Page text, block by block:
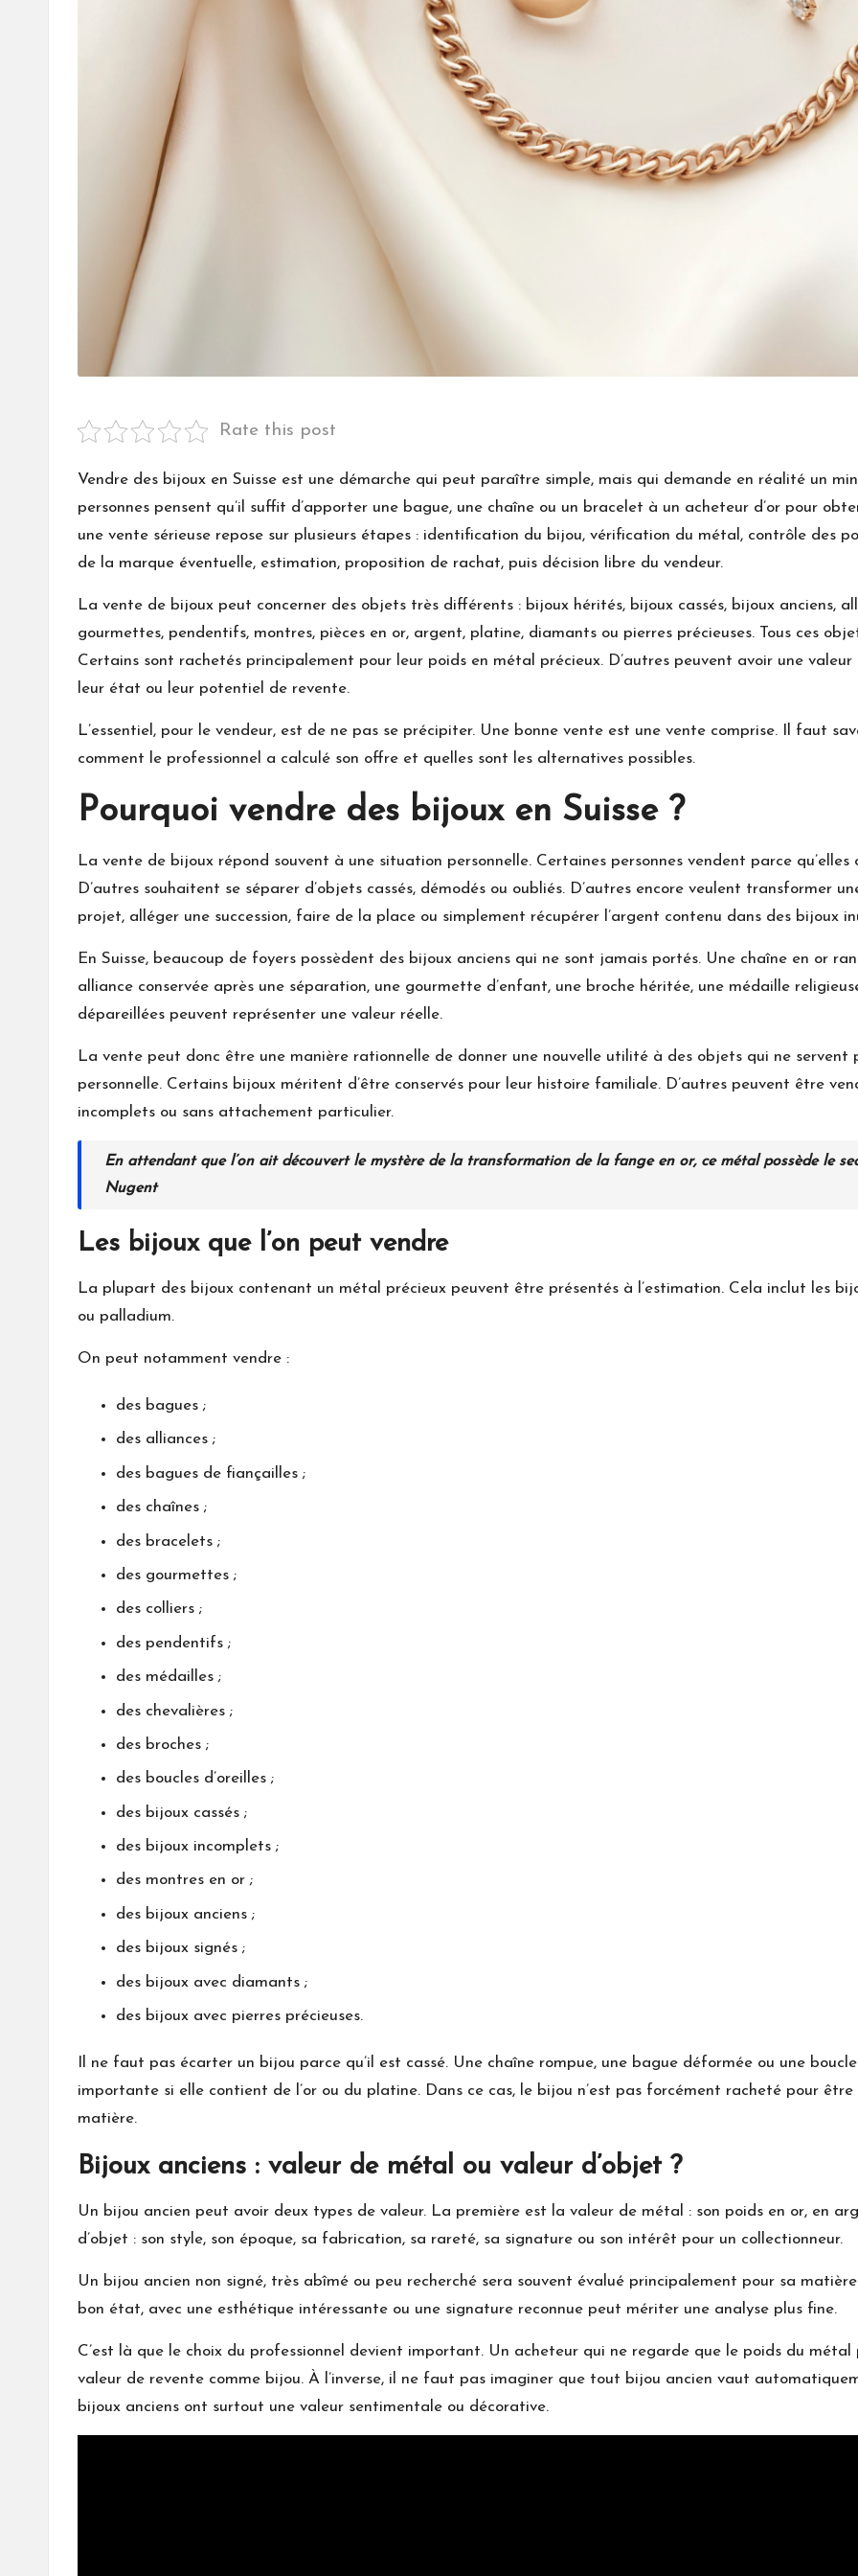
Rate this post
Vendre des bijoux en Suisse est une démarche qui peut paraître simple, mais qui demande en réalité un
personnes pensent qu’il suffit d’apporter une bague, une chaîne ou un bracelet à un acheteur d’or pour
une vente sérieuse repose sur plusieurs étapes : identification du bijou, vérification du métal, contrôle des
de la marque éventuelle, estimation, proposition de rachat, puis décision libre du vendeur.
La vente de bijoux peut concerner des objets très différents : bijoux hérités, bijoux cassés, bijoux anciens,
gourmettes, pendentifs, montres, pièces en or, argent, platine, diamants ou pierres précieuses. Tous ces
Certains sont rachetés principalement pour leur poids en métal précieux. D’autres peuvent avoir une
leur état ou leur potentiel de revente.
L’essentiel, pour le vendeur, est de ne pas se précipiter. Une bonne vente est une vente comprise. Il faut
comment le professionnel a calculé son offre et quelles sont les alternatives possibles.
Pourquoi vendre des bijoux en Suisse ?
La vente de bijoux répond souvent à une situation personnelle. Certaines personnes vendent parce
D’autres souhaitent se séparer d’objets cassés, démodés ou oubliés. D’autres encore veulent transformer
projet, alléger une succession, faire de la place ou simplement récupérer l’argent contenu dans des bijoux
En Suisse, beaucoup de foyers possèdent des bijoux anciens qui ne sont jamais portés. Une chaîne en or
alliance conservée après une séparation, une gourmette d’enfant, une broche héritée, une médaille
dépareillées peuvent représenter une valeur réelle.
La vente peut donc être une manière rationnelle de donner une nouvelle utilité à des objets qui ne servent
personnelle. Certains bijoux méritent d’être conservés pour leur histoire familiale. D’autres peuvent être
incomplets ou sans attachement particulier.
En attendant que l’on ait découvert le mystère de la transformation de la fange en or, ce métal possède le
Nugent
Les bijoux que l’on peut vendre
La plupart des bijoux contenant un métal précieux peuvent être présentés à l’estimation. Cela inclut les
ou palladium.
On peut notamment vendre :
des bagues ;
des alliances ;
des bagues de fiançailles ;
des chaînes ;
des bracelets ;
des gourmettes ;
des colliers ;
des pendentifs ;
des médailles ;
des chevalières ;
des broches ;
des boucles d’oreilles ;
des bijoux cassés ;
des bijoux incomplets ;
des montres en or ;
des bijoux anciens ;
des bijoux signés ;
des bijoux avec diamants ;
des bijoux avec pierres précieuses.
Il ne faut pas écarter un bijou parce qu’il est cassé. Une chaîne rompue, une bague déformée ou une
importante si elle contient de l’or ou du platine. Dans ce cas, le bijou n’est pas forcément racheté pour
matière.
Bijoux anciens : valeur de métal ou valeur d’objet ?
Un bijou ancien peut avoir deux types de valeur. La première est la valeur de métal : son poids en or, en
d’objet : son style, son époque, sa fabrication, sa rareté, sa signature ou son intérêt pour un collectionneur.
Un bijou ancien non signé, très abîmé ou peu recherché sera souvent évalué principalement pour sa
bon état, avec une esthétique intéressante ou une signature reconnue peut mériter une analyse plus fine.
C’est là que le choix du professionnel devient important. Un acheteur qui ne regarde que le poids du
valeur de revente comme bijou. À l’inverse, il ne faut pas imaginer que tout bijou ancien vaut
bijoux anciens ont surtout une valeur sentimentale ou décorative.